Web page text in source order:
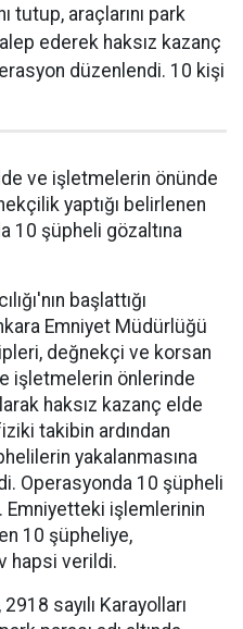
tutup, araçlarını park
ederek haksız kazanç
düzenlendi. 10 kişi
ve işletmelerin önünde
yaptığı belirlenen
10 şüpheli gözaltına
başlattığı
Emniyet Müdürlüğü
değnekçi ve korsan
işletmelerin önlerinde
haksız kazanç elde
takibin ardından
yakalanmasına
Operasyonda 10 şüpheli
Emniyetteki işlemlerinin
10 şüpheliye,
hapsi verildi.
sayılı Karayolları